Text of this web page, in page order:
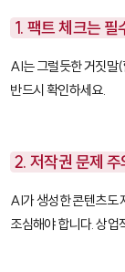
1. 팩트 체크는 필
AI는 그럴듯한 거짓말
반드시 확인하세요.
2. 저작권 문제 주
AI가 생성한 콘텐츠도
조심해야 합니다. 상업